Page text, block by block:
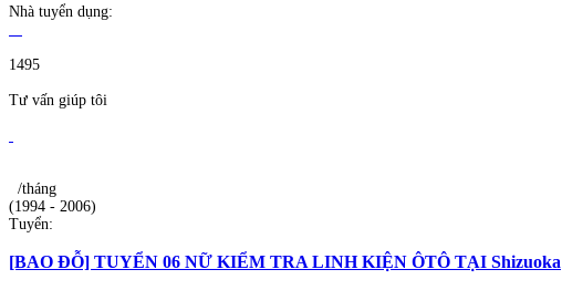
Nhà tuyển dụng:
1495
Tư vấn giúp tôi
/tháng
(1994 - 2006)
Tuyển:
[BAO ĐỖ] TUYỂN 06 NỮ KIỂM TRA LINH KIỆN ÔTÔ TẠI Shizuoka